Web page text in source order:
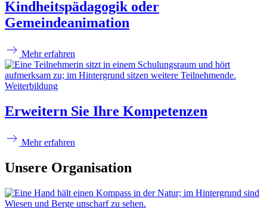
Kindheitspädagogik oder
Gemeindeanimation
Mehr erfahren
Weiterbildung
Erweitern Sie Ihre Kompetenzen
Mehr erfahren
Unsere Organisation